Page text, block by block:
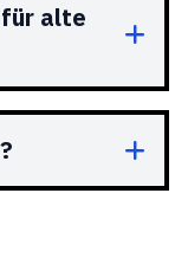
alte